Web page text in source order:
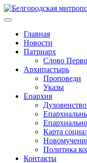
Главная
Новости
Патриарх
Слово
Архипастырь
Проповеди
Указы
Епархия
Карта
Политика
Контакты